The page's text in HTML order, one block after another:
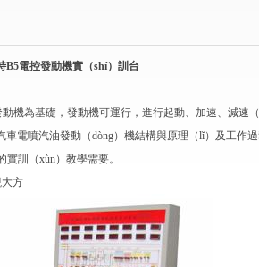
B5電控發動機實（shí）訓台
機為基礎，發動機可運行，進行起動、加速、減速
電噴汽油發動（dòng）機結構與原理（lǐ）及工作
訓（xùn）教學需要。
方